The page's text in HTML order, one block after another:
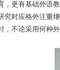
，更有基础外语
究时应格外注重
，不论采用何种